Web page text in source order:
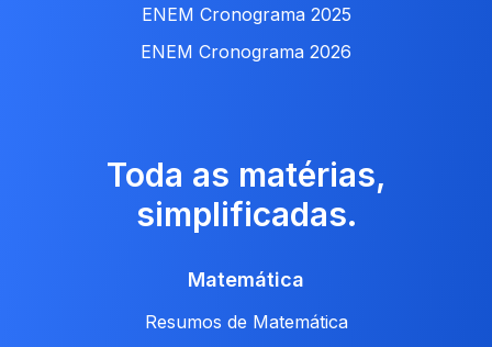
ENEM Cronograma 2025
ENEM Cronograma 2026
Toda as matérias,
simplificadas.
Matemática
Resumos de Matemática